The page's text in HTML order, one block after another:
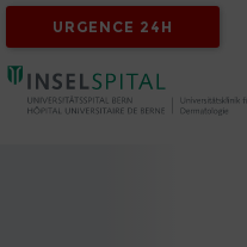
URGENCE 24H